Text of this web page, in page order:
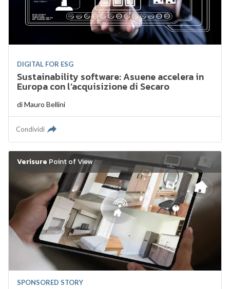
DIGITAL FOR ESG
Sustainability software: Asuene accelera in
Europa con l’acquisizione di Secaro
diMauro Bellini
Condividi
Verisure Point of View
SPONSORED STORY